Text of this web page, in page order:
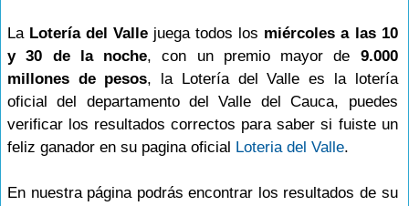
La Lotería del Valle juega todos los miércoles a las 10
y 30 de la noche, con un premio mayor de 9.000
millones de pesos, la Lotería del Valle es la lotería
oficial del departamento del Valle del Cauca, puedes
verificar los resultados correctos para saber si fuiste un
feliz ganador en su pagina oficial Loteria del Valle.
En nuestra página podrás encontrar los resultados de su